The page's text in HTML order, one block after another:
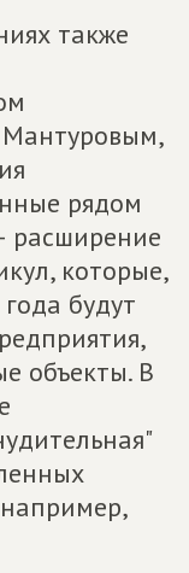
также
рядом
расширение
которые,
будут
объекты. В